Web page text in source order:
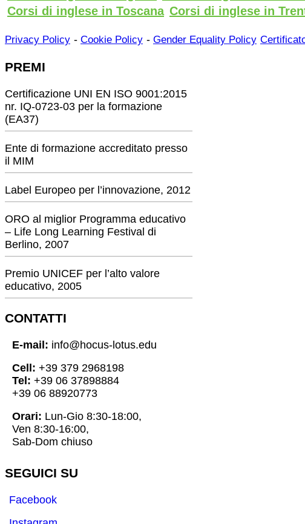
Corsi di inglese in Toscana Corsi di inglese in
Privacy Policy - Cookie Policy - Gender Equality Policy
PREMI
Certificazione UNI EN ISO 9001:2015
nr. IQ-0723-03 per la formazione
(EA37)
Ente di formazione accreditato presso
il MIM
Label Europeo per l’innovazione, 2012
ORO al miglior Programma educativo
– Life Long Learning Festival di
Berlino, 2007
Premio UNICEF per l’alto valore
educativo, 2005
CONTATTI
E-mail: info@hocus-lotus.edu
Cell: +39 379 2968198
Tel: +39 06 37898884
+39 06 88920773
Orari: Lun-Gio 8:30-18:00,
Ven 8:30-16:00,
Sab-Dom chiuso
SEGUICI SU
Facebook